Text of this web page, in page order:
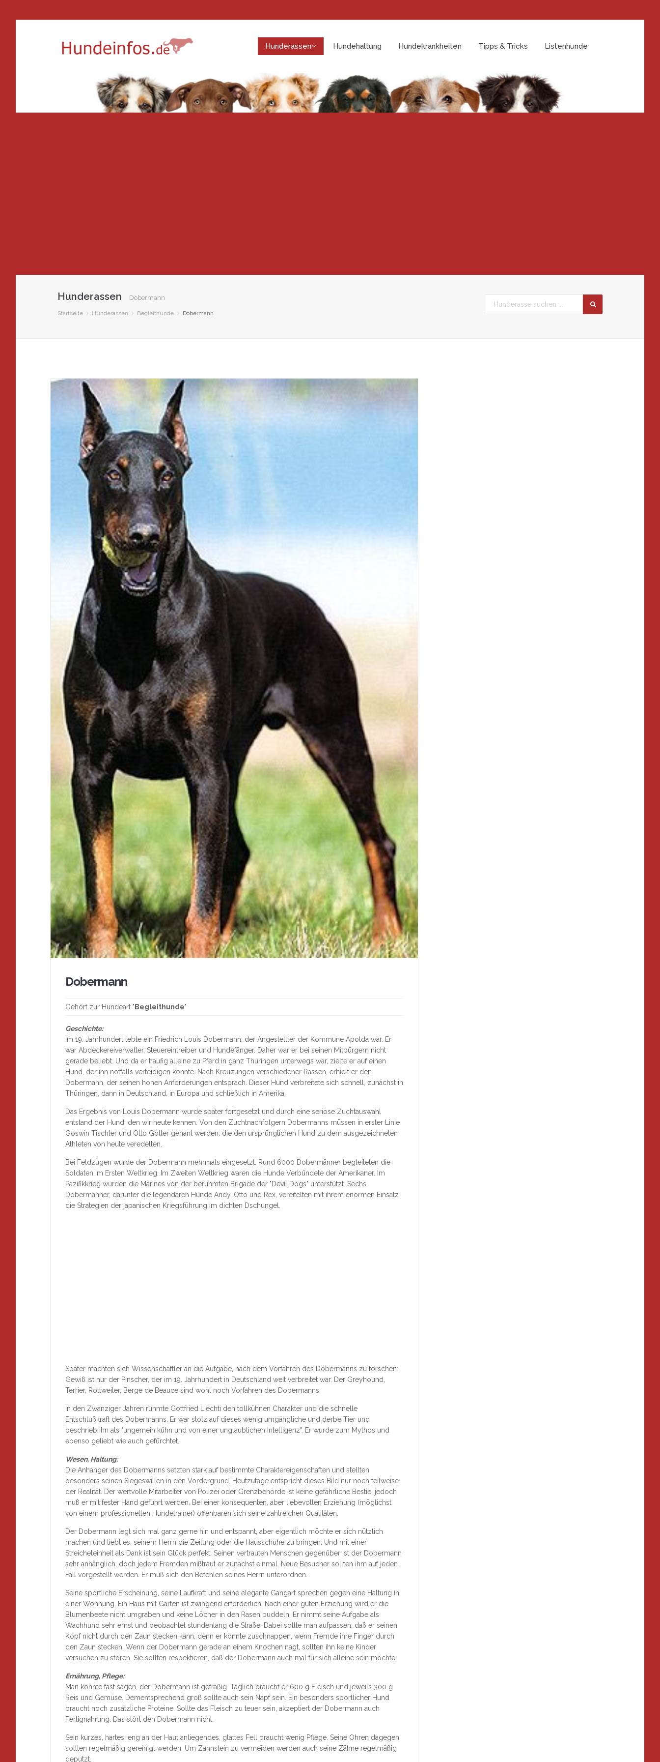
Hunderassen Hundehaltung Hundekrankheiten Tipps & Tricks Listenhunde
Hunderassen Dobermann
Startseite Hunderassen Begleithunde Dobermann
Dobermann
Gehört zur Hundeart " Begleithunde"
Geschichte:
Im 19. Jahrhundert lebte ein Friedrich Louis Dobermann, der Angestellter der Kommune Apolda war. Er
war Abdeckereiverwalter, Steuereintreiber und Hundefänger. Daher war er bei seinen Mitbürgern nicht
gerade beliebt. Und da er häufig alleine zu Pferd in ganz Thüringen unterwegs war, zielte er auf einen
Hund, der ihn notfalls verteidigen konnte. Nach Kreuzungen verschiedener Rassen, erhielt er den
Dobermann, der seinen hohen Anforderungen entsprach. Dieser Hund verbreitete sich schnell, zunächst in
Thüringen, dann in Deutschland, in Europa und schließlich in Amerika.
Das Ergebnis von Louis Dobermann wurde später fortgesetzt und durch eine seriöse Zuchtauswahl
entstand der Hund, den wir heute kennen. Von den Zuchtnachfolgern Dobermanns müssen in erster Linie
Goswin Tischler und Otto Göller genant werden, die den ursprünglichen Hund zu dem ausgezeichneten
Athleten von heute veredelten.
Bei Feldzügen wurde der Dobermann mehrmals eingesetzt. Rund 6000 Dobermänner begleiteten die
Soldaten im Ersten Weltkrieg. Im Zweiten Weltkrieg waren die Hunde Verbündete der Amerikaner. Im
Pazifikkrieg wurden die Marines von der berühmten Brigade der "Devil Dogs" unterstützt. Sechs
Dobermänner, darunter die legendären Hunde Andy, Otto und Rex, vereitelten mit ihrem enormen Einsatz
die Strategien der japanischen Kriegsführung im dichten Dschungel.
Später machten sich Wissenschaftler an die Aufgabe, nach dem Vorfahren des Dobermanns zu forschen:
Gewiß ist nur der Pinscher, der im 19. Jahrhundert in Deutschland weit verbreitet war. Der Greyhound,
Terrier, Rottweiler, Berge de Beauce sind wohl noch Vorfahren des Dobermanns.
In den Zwanziger Jahren rühmte Gottfried Liechti den tollkühnen Charakter und die schnelle
Entschlußkraft des Dobermanns. Er war stolz auf dieses wenig umgängliche und derbe Tier und
beschrieb ihn als "ungemein kühn und von einer unglaublichen Intelligenz". Er wurde zum Mythos und
ebenso geliebt wie auch gefürchtet.
Wesen, Haltung:
Die Anhänger des Dobermanns setzten stark auf bestimmte Charaktereigenschaften und stellten
besonders seinen Siegeswillen in den Vordergrund. Heutzutage entspricht dieses Bild nur noch teilweise
der Realität. Der wertvolle Mitarbeiter von Polizei oder Grenzbehörde ist keine gefährliche Bestie, jedoch
muß er mit fester Hand geführt werden. Bei einer konsequenten, aber liebevollen Erziehung (möglichst
von einem professionellen Hundetrainer) offenbaren sich seine zahlreichen Qualitäten.
Der Dobermann legt sich mal ganz gerne hin und entspannt, aber eigentlich möchte er sich nützlich
machen und liebt es, seinem Herrn die Zeitung oder die Hausschuhe zu bringen. Und mit einer
Streicheleinheit als Dank ist sein Glück perfekt. Seinen vertrauten Menschen gegenüber ist der Dobermann
sehr anhänglich, doch jedem Fremden mißtraut er zunächst einmal. Neue Besucher sollten ihm auf jeden
Fall vorgestellt werden. Er muß sich den Befehlen seines Herrn unterordnen.
Seine sportliche Erscheinung, seine Laufkraft und seine elegante Gangart sprechen gegen eine Haltung in
einer Wohnung. Ein Haus mit Garten ist zwingend erforderlich. Nach einer guten Erziehung wird er die
Blumenbeete nicht umgraben und keine Löcher in den Rasen buddeln. Er nimmt seine Aufgabe als
Wachhund sehr ernst und beobachtet stundenlang die Straße. Dabei sollte man aufpassen, daß er seinen
Kopf nicht durch den Zaun stecken kann, denn er könnte zuschnappen, wenn Fremde ihre Finger durch
den Zaun stecken. Wenn der Dobermann gerade an einem Knochen nagt, sollten ihn keine Kinder
versuchen zu stören. Sie sollten respektieren, daß der Dobermann auch mal für sich alleine sein möchte.
Ernährung, Pflege:
Man könnte fast sagen, der Dobermann ist gefräßig. Täglich braucht er 600 g Fleisch und jeweils 300 g
Reis und Gemüse. Dementsprechend groß sollte auch sein Napf sein. Ein besonders sportlicher Hund
braucht noch zusätzliche Proteine. Sollte das Fleisch zu teuer sein, akzeptiert der Dobermann auch
Fertignahrung. Das stört den Dobermann nicht.
Sein kurzes, hartes, eng an der Haut anliegendes, glattes Fell braucht wenig Pflege. Seine Ohren dagegen
sollten regelmäßig gereinigt werden. Um Zahnstein zu vermeiden werden auch seine Zähne regelmäßig
geputzt.